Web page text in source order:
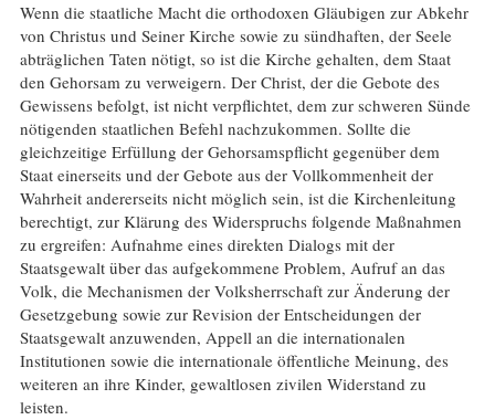
Wenn die staatliche Macht die orthodoxen Gläubigen zur Abkehr
von Christus und Seiner Kirche sowie zu sündhaften, der Seele
abträglichen Taten nötigt, so ist die Kirche gehalten, dem Staat
den Gehorsam zu verweigern. Der Christ, der die Gebote des
Gewissens befolgt, ist nicht verpflichtet, dem zur schweren Sünde
nötigenden staatlichen Befehl nachzukommen. Sollte die
gleichzeitige Erfüllung der Gehorsamspflicht gegenüber dem
Staat einerseits und der Gebote aus der Vollkommenheit der
Wahrheit andererseits nicht möglich sein, ist die Kirchenleitung
berechtigt, zur Klärung des Widerspruchs folgende Maßnahmen
zu ergreifen: Aufnahme eines direkten Dialogs mit der
Staatsgewalt über das aufgekommene Problem, Aufruf an das
Volk, die Mechanismen der Volksherrschaft zur Änderung der
Gesetzgebung sowie zur Revision der Entscheidungen der
Staatsgewalt anzuwenden, Appell an die internationalen
Institutionen sowie die internationale öffentliche Meinung, des
weiteren an ihre Kinder, gewaltlosen zivilen Widerstand zu
leisten.